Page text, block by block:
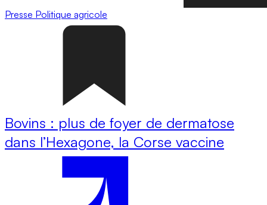
Presse Politique agricole
Bovins : plus de foyer de dermatose
dans l’Hexagone, la Corse vaccine